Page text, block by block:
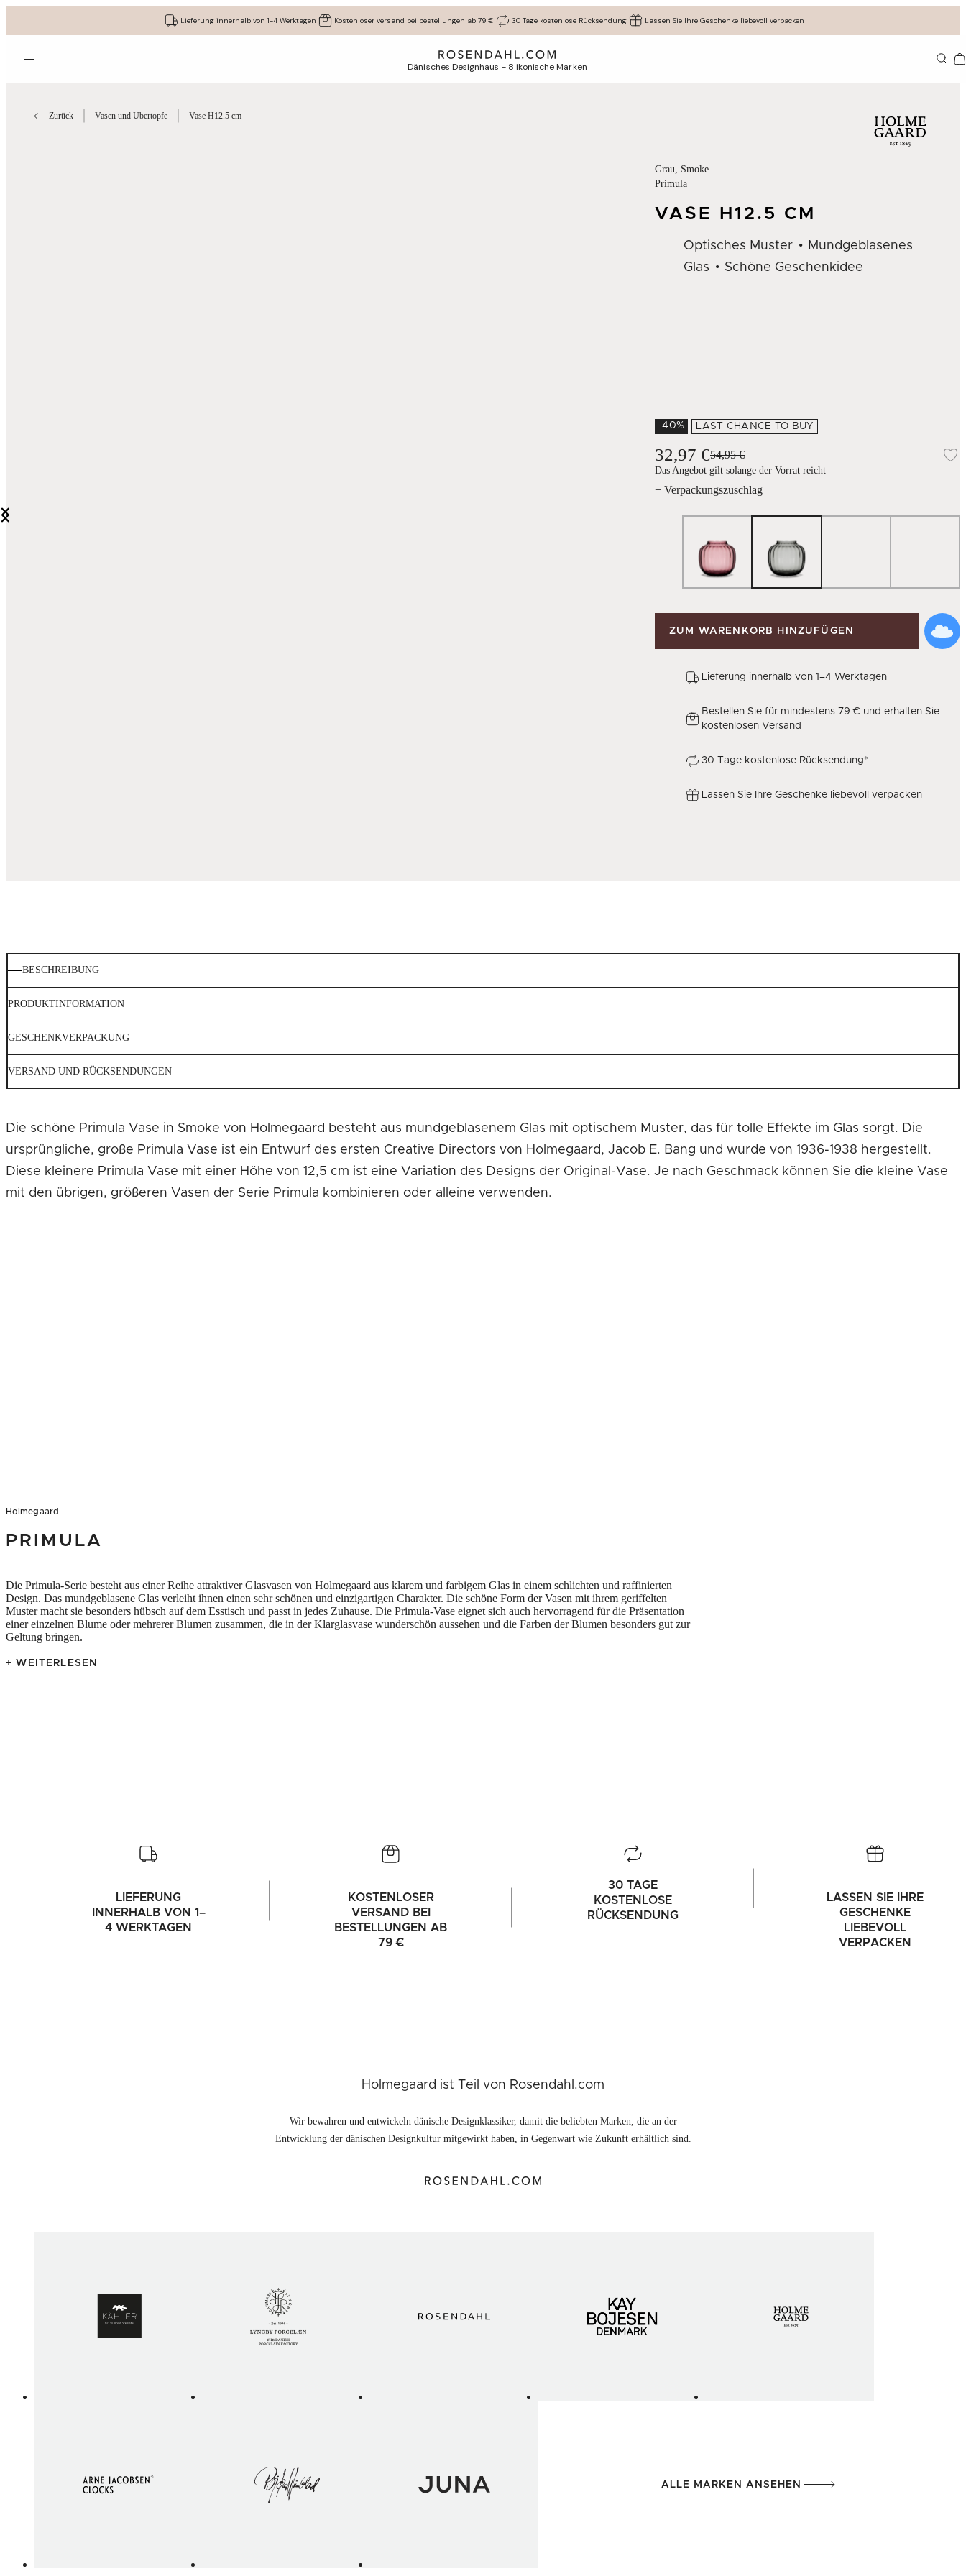
Lieferung innerhalb von 1-4 Werktagen Kostenloser versand bei bestellungen ab 79 € 30 Tage kostenlose Rücksendung Lassen Sie Ihre Geschenke liebevoll verpacken
Menü öffnen Dänisches Designhaus - 8 ikonische Marken
Zurück Vasen und Ubertopfe Vase H12.5 cm
Grau, Smoke
Primula
VASE H12.5 CM
Optisches Muster
Mundgeblasenes
Glas
Schöne Geschenkidee
-40% LAST CHANCE TO BUY
32,97 €54,95 €
Das Angebot gilt solange der Vorrat reicht
+ Verpackungszuschlag
ZUM WARENKORB HINZUFÜGEN
Lieferung innerhalb von 1–4 Werktagen
Bestellen Sie für mindestens 79 € und erhalten Sie
kostenlosen Versand
30 Tage kostenlose Rücksendung*
Lassen Sie Ihre Geschenke liebevoll verpacken
BESCHREIBUNG
PRODUKTINFORMATION
GESCHENKVERPACKUNG
VERSAND UND RÜCKSENDUNGEN
Die schöne Primula Vase in Smoke von Holmegaard besteht aus mundgeblasenem Glas mit optischem Muster, das für tolle Effekte im Glas sorgt. Die
ursprüngliche, große Primula Vase ist ein Entwurf des ersten Creative Directors von Holmegaard, Jacob E. Bang und wurde von 1936-1938 hergestellt.
Diese kleinere Primula Vase mit einer Höhe von 12,5 cm ist eine Variation des Designs der Original-Vase. Je nach Geschmack können Sie die kleine Vase
mit den übrigen, größeren Vasen der Serie Primula kombinieren oder alleine verwenden.
Holmegaard
PRIMULA
Die Primula-Serie besteht aus einer Reihe attraktiver Glasvasen von Holmegaard aus klarem und farbigem Glas in einem schlichten und raffinierten
Design. Das mundgeblasene Glas verleiht ihnen einen sehr schönen und einzigartigen Charakter. Die schöne Form der Vasen mit ihrem geriffelten
Muster macht sie besonders hübsch auf dem Esstisch und passt in jedes Zuhause. Die Primula-Vase eignet sich auch hervorragend für die Präsentation
einer einzelnen Blume oder mehrerer Blumen zusammen, die in der Klarglasvase wunderschön aussehen und die Farben der Blumen besonders gut zur
Geltung bringen.
+ WEITERLESEN
LIEFERUNG
INNERHALB VON 1–
4 WERKTAGEN
KOSTENLOSER
VERSAND BEI
BESTELLUNGEN AB
79 €
30 TAGE
KOSTENLOSE
RÜCKSENDUNG
LASSEN SIE IHRE
GESCHENKE
LIEBEVOLL
VERPACKEN
Holmegaard ist Teil von Rosendahl.com
Wir bewahren und entwickeln dänische Designklassiker, damit die beliebten Marken, die an der
Entwicklung der dänischen Designkultur mitgewirkt haben, in Gegenwart wie Zukunft erhältlich sind.
ALLE MARKEN ANSEHEN